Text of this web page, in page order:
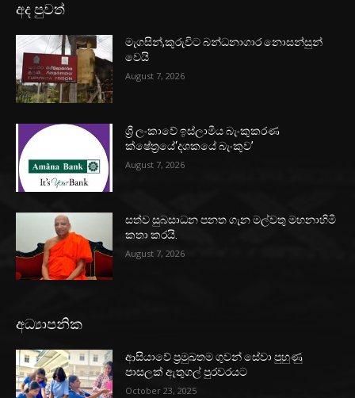
අද පුවත්
මැගසින්,කුරුවිට බන්ධනාගාර නොසන්සුන්
වෙයි
August 7, 2026
ශ්‍රී ලංකාවේ ඉස්ලාමීය බැංකුකරණ
ක්ෂේත්‍රයේ‘දශකයේ බැංකුව’
August 7, 2026
සත්ව සුබසාධන පනත ගැන මල්වතු මහනාහිමි
කතා කරයි.
August 7, 2026
අධ්‍යාපනික
ආසියාවේ ප්‍රමුඛතම ගුවන් සේවා පුහුණු
පාසලක් ඇතුගල් පුරවරයට
October 23, 2025